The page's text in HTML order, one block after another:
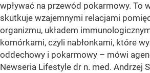
wpływać na przewód pokarmowy. To
skutkuje wzajemnymi relacjami
organizmu, układem
komórkami, czyli nabłonkami, które
oddechowy i pokarmowy – mówi
Newseria Lifestyle dr n. med. Andrzej